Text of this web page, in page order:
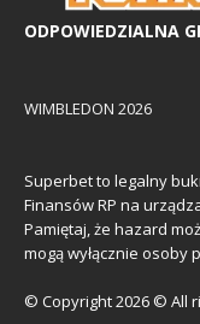
ODPOWIEDZIALNA
WIMBLEDON 2026
Superbet to legalny
Finansów RP na
Pamiętaj, że hazard
mogą wyłącznie osoby
© Copyright 2026 © All